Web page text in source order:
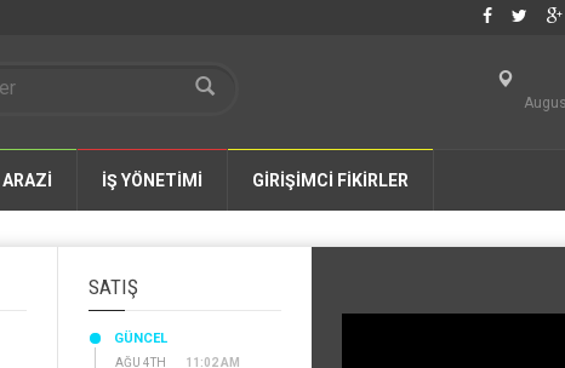
İŞ YÖNETİMİ GİRİŞİMCİ FİKİRLER
SATIŞ
AĞU 4TH 11:02 AM
GÜNCEL